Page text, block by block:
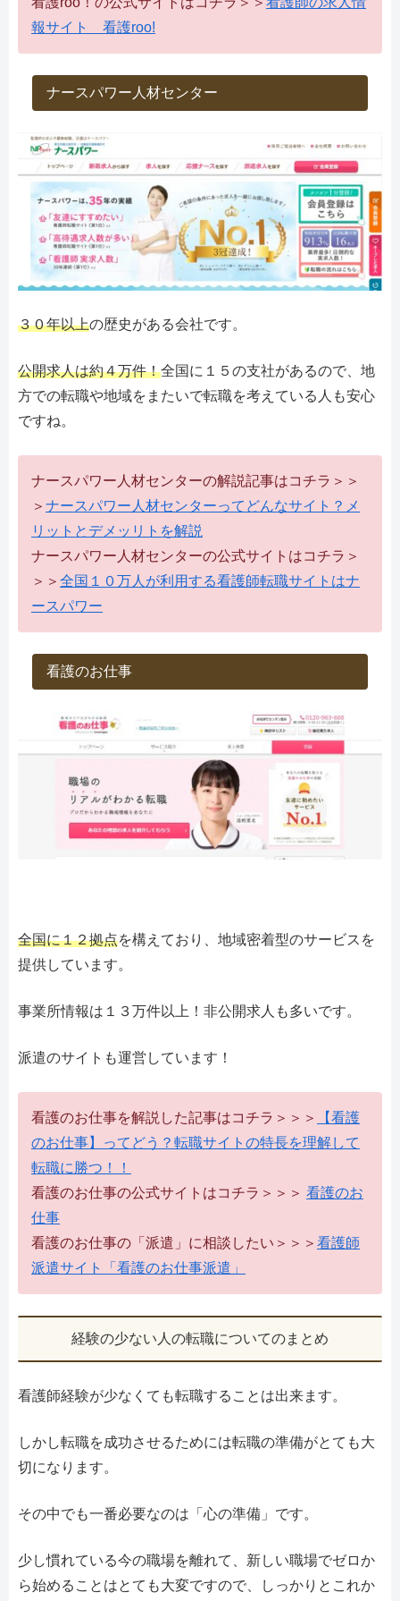
報サイト 看護roo!
ナースパワー人材センター
３０年以上の歴史がある会社です。
公開求人は約４万件！全国に１５の支社があるので、地
方での転職や地域をまたいで転職を考えている人も安心
ですね。
ナースパワー人材センターの解説記事はコチラ＞＞
＞ ナースパワー人材センターってどんなサイト？メ
リットとデメッリトを解説
ナースパワー人材センターの公式サイトはコチラ＞
＞＞ 全国１０万人が利用する看護師転職サイトはナ
ースパワー
看護のお仕事
全国に１２拠点を構えており、地域密着型のサービスを
提供しています。
事業所情報は１３万件以上！非公開求人も多いです。
派遣のサイトも運営しています！
看護のお仕事を解説した記事はコチラ＞＞＞
【看護
のお仕事】ってどう？転職サイトの特長を理解して
転職に勝つ！！
看護のお仕事の公式サイトはコチラ＞＞＞ 看護のお
仕事
看護のお仕事の「派遣」に相談したい＞＞＞ 看護師
派遣サイト「看護のお仕事派遣」
経験の少ない人の転職についてのまとめ
看護師経験が少なくても転職することは出来ます。
しかし転職を成功させるためには転職の準備がとても大
切になります。
その中でも一番必要なのは「心の準備」です。
少し慣れている今の職場を離れて、新しい職場でゼロか
ら始めることはとても大変ですので、しっかりとこれか